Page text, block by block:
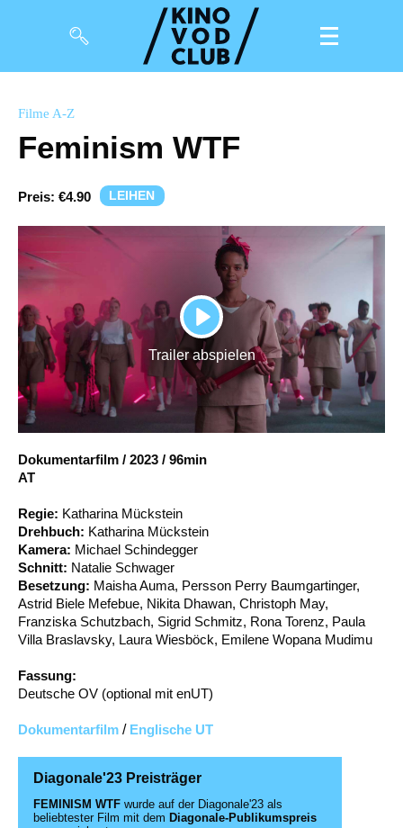
Magazin
Kuratierungen
Filmpakete
Gutscheine
& Filmpässe
Account
Filme A-Z
Feminism WTF
Preis: €4.90 LEIHEN
PLAY
Trailer abspielen
Dokumentarfilm / 2023 / 96min
AT
Regie: Katharina Mückstein
Drehbuch: Katharina Mückstein
Kamera: Michael Schindegger
Schnitt: Natalie Schwager
Besetzung: Maisha Auma, Persson Perry Baumgartinger,
Astrid Biele Mefebue, Nikita Dhawan, Christoph May,
Franziska Schutzbach, Sigrid Schmitz, Rona Torenz, Paula
Villa Braslavsky, Laura Wiesböck, Emilene Wopana Mudimu
Fassung:
Deutsche OV (optional mit enUT)
Dokumentarfilm / Englische UT
Diagonale'23 Preisträger
FEMINISM WTF wurde auf der Diagonale'23 als
beliebtester Film mit dem Diagonale-Publikumspreis